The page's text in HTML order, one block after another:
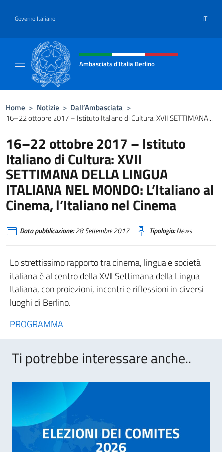
Governo Italiano IT
Intestazione sito, social e menù
Ambasciata d'Italia Berlino
Home > Notizie > Dall’Ambasciata >
16–22 ottobre 2017 – Istituto Italiano di Cultura: XVII SETTIMANA...
16–22 ottobre 2017 – Istituto
Italiano di Cultura: XVII
SETTIMANA DELLA LINGUA
ITALIANA NEL MONDO: L’Italiano al
Cinema, l’Italiano nel Cinema
Data pubblicazione:28 Settembre 2017 Tipologia:News
Lo strettissimo rapporto tra cinema, lingua e società
italiana è al centro della XVII Settimana della Lingua
Italiana, con proiezioni, incontri e riflessioni in diversi
luoghi di Berlino.
PROGRAMMA
Ti potrebbe interessare anche..